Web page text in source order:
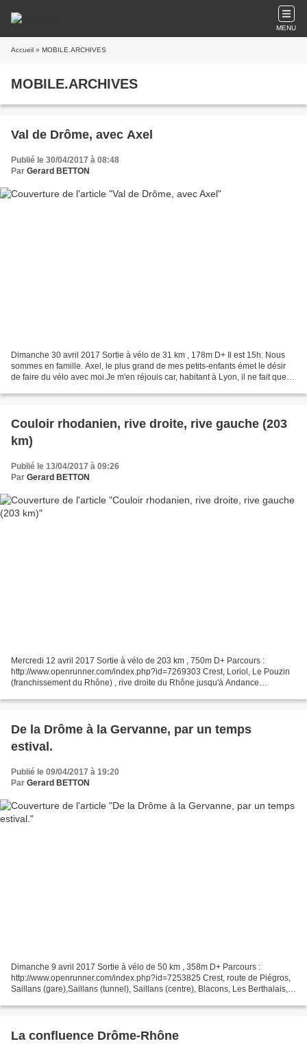
MENU
Accueil » MOBILE.ARCHIVES
MOBILE.ARCHIVES
Val de Drôme, avec Axel
Publié le 30/04/2017 à 08:48
Par Gerard BETTON
Dimanche 30 avril 2017 Sortie à vélo de 31 km , 178m D+ Il est 15h. Nous
sommes en famille. Axel, le plus grand de mes petits-enfants émet le désir
de faire du vélo avec moi.Je m'en réjouis car, habitant à Lyon, il ne fait que
Couloir rhodanien, rive droite, rive gauche (203
km)
Publié le 13/04/2017 à 09:26
Par Gerard BETTON
Mercredi 12 avril 2017 Sortie à vélo de 203 km , 750m D+ Parcours :
http://www.openrunner.com/index.php?id=7269303 Crest, Loriol, Le Pouzin
(franchissement du Rhône) , rive droite du Rhône jusqu'à Andance
De la Drôme à la Gervanne, par un temps
estival.
Publié le 09/04/2017 à 19:20
Par Gerard BETTON
Dimanche 9 avril 2017 Sortie à vélo de 50 km , 358m D+ Parcours :
http://www.openrunner.com/index.php?id=7253825 Crest, route de Piégros,
Saillans (gare),Saillans (tunnel), Saillans (centre), Blacons, Les Berthalais,
La confluence Drôme-Rhône